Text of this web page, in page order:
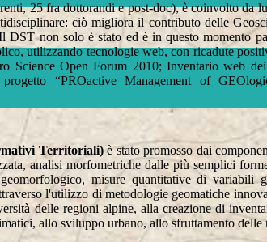
25 fra dottorandi e post-doc), è coinvolto da
ciò migliora il contributo delle
non solo è stato ed è in questo momento
utilizzando tecnologie web, con ricadute
Science Open Forum 2010; Inventario web
“PROactive Management of
Territoriali)è stato promosso dai
analisi morfometriche dalle più semplici
misure quantitative di variabili
l'utilizzo di metodologie geomatiche
delle regioni alpine, alla creazione di
allo sviluppo urbano, allo sfruttamento delle